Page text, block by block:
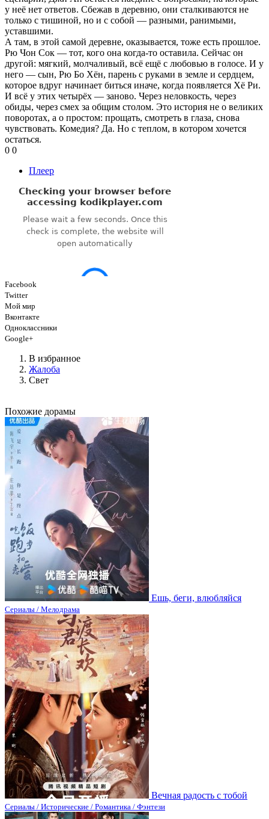
у неё нет ответов. Сбежав в деревню, они сталкиваются не
только с тишиной, но и с собой — разными, ранимыми,
уставшими.
А там, в этой самой деревне, оказывается, тоже есть прошлое.
Рю Чон Сок — тот, кого она когда-то оставила. Сейчас он
другой: мягкий, молчаливый, всё ещё с любовью в голосе. И у
него — сын, Рю Бо Хён, парень с руками в земле и сердцем,
которое вдруг начинает биться иначе, когда появляется Хё Ри.
И всё у этих четырёх — заново. Через неловкость, через
обиды, через смех за общим столом. Это история не о великих
поворотах, а о простом: прощать, смотреть в глаза, снова
чувствовать. Комедия? Да. Но с теплом, в котором хочется
остаться.
0 0
Плеер
Facebook
Twitter
Мой мир
Вконтакте
Одноклассники
Google+
В избранное
Жалоба
Свет
Похожие дорамы
Ешь, беги, влюбляйся
Сериалы / Мелодрама
Вечная радость с тобой
Сериалы / Исторические / Романтика / Фэнтези